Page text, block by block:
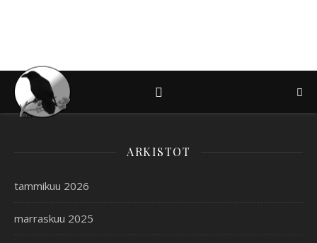
ARKISTOT
tammikuu 2026
marraskuu 2025